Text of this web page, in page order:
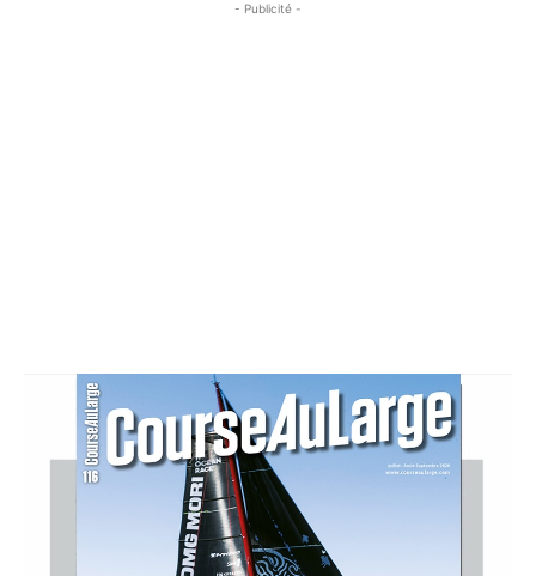
- Publicité -